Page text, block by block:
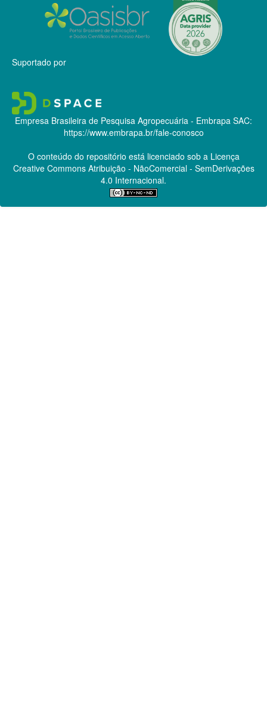
Suportado por
Empresa Brasileira de Pesquisa Agropecuária - Embrapa SAC:
https://www.embrapa.br/fale-conosco
O conteúdo do repositório está licenciado sob a Licença
Creative CommonsAtribuição - NãoComercial - SemDerivações
4.0 Internacional.